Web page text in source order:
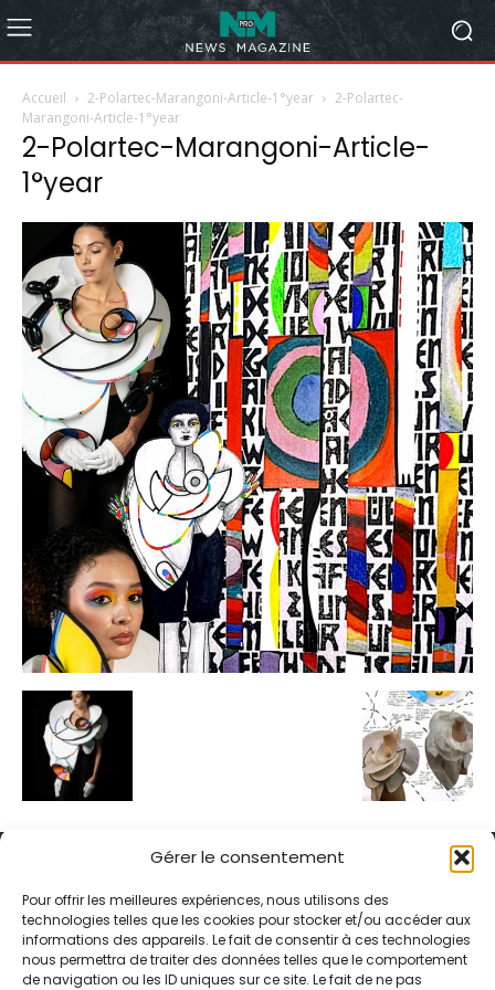
Gérer le consentement
Pour offrir les meilleures expériences, nous utilisons des
technologies telles que les cookies pour stocker et/ou accéder aux
informations des appareils. Le fait de consentir à ces technologies
nous permettra de traiter des données telles que le comportement
de navigation ou les ID uniques sur ce site. Le fait de ne pas
Accueil 2-Polartec-Marangoni-Article-1°year
2-Polartec-
Marangoni-Article-1°year
2-Polartec-Marangoni-Article-
1°year
Alternative Média est une agence de relations presse et de
relations publiques basée à Grenoble. Depuis 1995, elle conçoit et